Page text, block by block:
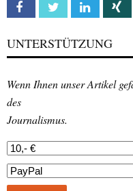
Facebook Twitter Linkedin
UNTERSTÜTZUNG
Wenn Ihnen unser Artikel
des
Journalismus.